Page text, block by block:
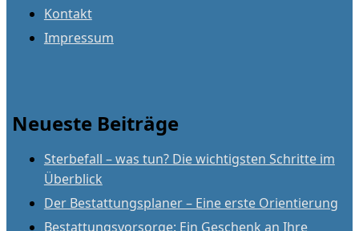
Kontakt
Impressum
Neueste Beiträge
Sterbefall – was tun? Die wichtigsten Schritte im
Überblick
Der Bestattungsplaner – Eine erste Orientierung
Bestattungsvorsorge: Ein Geschenk an Ihre